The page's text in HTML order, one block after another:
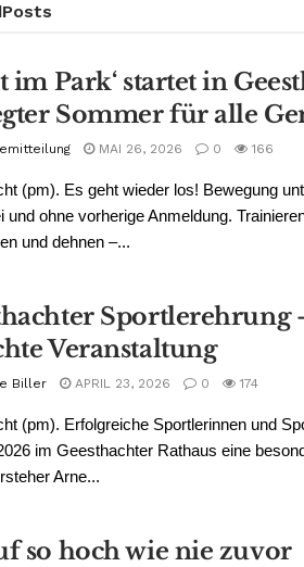
Posts
im Park‘ startet in
Sommer für alle
MAI 26, 2026 0 166
(pm). Es geht wieder los! Bewegung
und ohne vorherige Anmeldung.
und dehnen –...
Sportlerehrung
Veranstaltung
Biller APRIL 23, 2026 0 174
(pm). Erfolgreiche Sportlerinnen und
im Geesthachter Rathaus eine
Arne...
so hoch wie nie zuvor